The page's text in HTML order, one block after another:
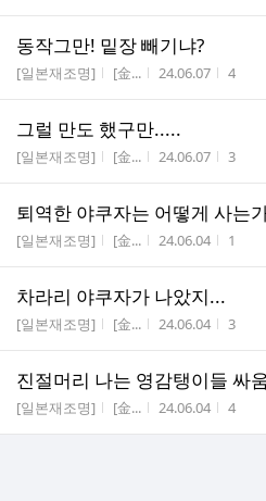
동작그만! 밑장 빼기냐?
게시판명
[일본재조명] 작성자
[金... 작성시간
24.06.07 조회수
4
그럴 만도 했구만.....
게시판명
[일본재조명] 작성자
[金... 작성시간
24.06.07 조회수
3
퇴역한 야쿠자는 어떻게 사는
게시판명
[일본재조명] 작성자
[金... 작성시간
24.06.04 조회수
1
차라리 야쿠자가 나았지...
게시판명
[일본재조명] 작성자
[金... 작성시간
24.06.04 조회수
3
진절머리 나는 영감탱이들 싸
게시판명
[일본재조명] 작성자
[金... 작성시간
24.06.04 조회수
4